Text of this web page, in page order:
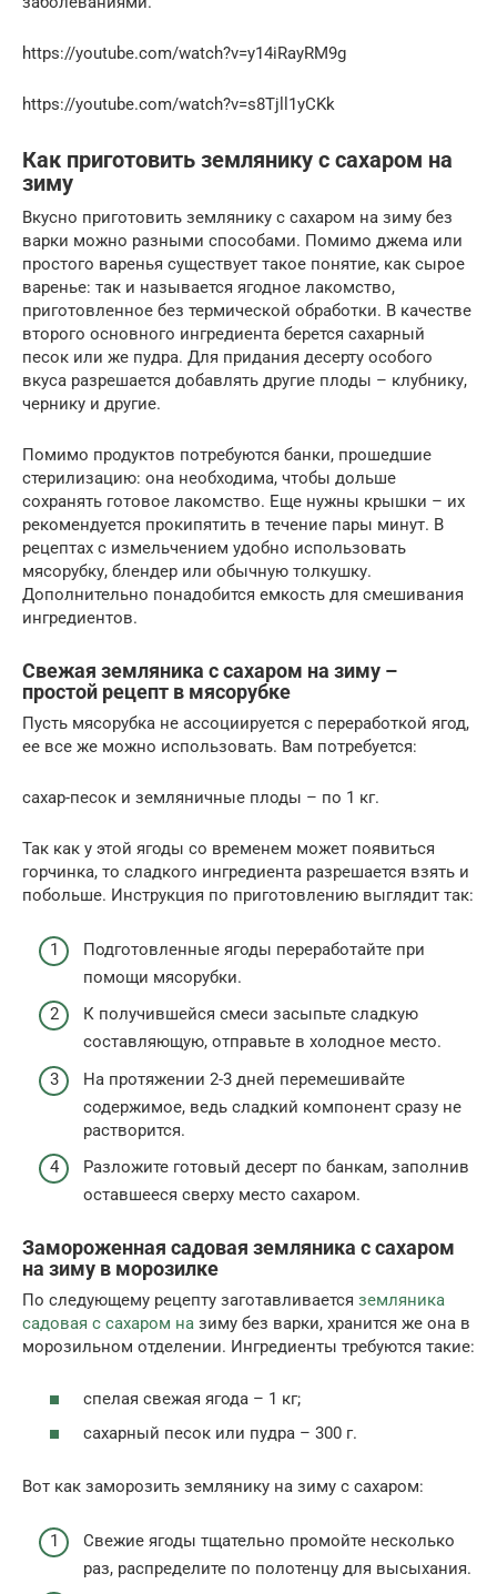
https://youtube.com/watch?v=y14iRayRM9g
https://youtube.com/watch?v=s8Tjll1yCKk
Как приготовить землянику с сахаром на
зиму
Вкусно приготовить землянику с сахаром на зиму без
варки можно разными способами. Помимо джема или
простого варенья существует такое понятие, как сырое
варенье: так и называется ягодное лакомство,
приготовленное без термической обработки. В качестве
второго основного ингредиента берется сахарный
песок или же пудра. Для придания десерту особого
вкуса разрешается добавлять другие плоды – клубнику,
чернику и другие.
Помимо продуктов потребуются банки, прошедшие
стерилизацию: она необходима, чтобы дольше
сохранять готовое лакомство. Еще нужны крышки – их
рекомендуется прокипятить в течение пары минут. В
рецептах с измельчением удобно использовать
мясорубку, блендер или обычную толкушку.
Дополнительно понадобится емкость для смешивания
ингредиентов.
Свежая земляника с сахаром на зиму –
простой рецепт в мясорубке
Пусть мясорубка не ассоциируется с переработкой ягод,
ее все же можно использовать. Вам потребуется:
сахар-песок и земляничные плоды – по 1 кг.
Так как у этой ягоды со временем может появиться
горчинка, то сладкого ингредиента разрешается взять и
побольше. Инструкция по приготовлению выглядит так:
Подготовленные ягоды переработайте при
помощи мясорубки.
К получившейся смеси засыпьте сладкую
составляющую, отправьте в холодное место.
На протяжении 2-3 дней перемешивайте
содержимое, ведь сладкий компонент сразу не
растворится.
Разложите готовый десерт по банкам, заполнив
оставшееся сверху место сахаром.
Замороженная садовая земляника с сахаром
на зиму в морозилке
По следующему рецепту заготавливается земляника
садовая с сахаром на зиму без варки, хранится же она в
морозильном отделении. Ингредиенты требуются такие:
спелая свежая ягода – 1 кг;
сахарный песок или пудра – 300 г.
Вот как заморозить землянику на зиму с сахаром:
Свежие ягоды тщательно промойте несколько
раз, распределите по полотенцу для высыхания.